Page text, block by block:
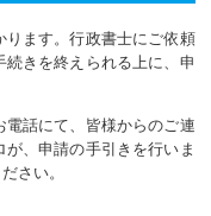
ます。行政書士にご依頼
きを終えられる上に、申
電話にて、皆様からのご連
、申請の手引きを行いま
さい。